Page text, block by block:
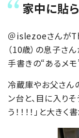
家中に貼
＠islezoeさんが
（10歳）の息子さ
手書きの“あるメ
冷蔵庫やお父さん
ン台と、目に入り
う！！！！」と大き